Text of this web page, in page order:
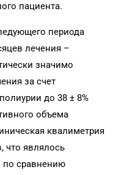
пациента.
периода
лечения –
значимо
за счет
до 38 ± 8%
объема
квалиметрия
что являлось
по сравнению